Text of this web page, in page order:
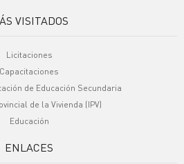
VISITADOS
Licitaciones
Capacitaciones
de Educación Secundaria
de la Vivienda (IPV)
Educación
ENLACES